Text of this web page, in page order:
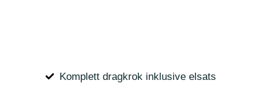
Komplett dragkrok inklusive elsats